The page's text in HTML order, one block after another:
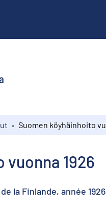
1926
la Finlande, année 1926